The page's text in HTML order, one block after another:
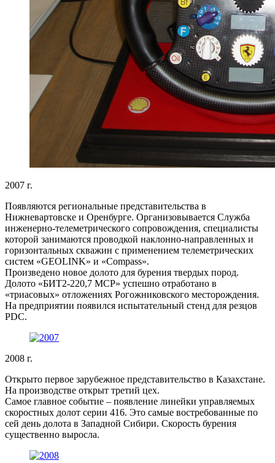
2007 г.
Появляются региональные представительства в
Нижневартовске и Оренбурге. Организовывается Служба
инженерно-телеметрического сопровождения, специалисты
которой занимаются проводкой наклонно-направленных и
горизонтальных скважин с применением телеметрических
систем «GEOLINK» и «Compass».
Произведено новое долото для бурения твердых пород.
Долото «БИТ2-220,7 МСР» успешно отработано в
«триасовых» отложениях Рогожниковского месторождения.
На предприятии появился испытательный стенд для резцов
PDC.
2008 г.
Открыто первое зарубежное представительство в Казахстане.
На производстве открыт третий цех.
Самое главное событие – появление линейки управляемых
скоростных долот серии 416. Это самые востребованные по
сей день долота в Западной Сибири. Скорость бурения
существенно выросла.